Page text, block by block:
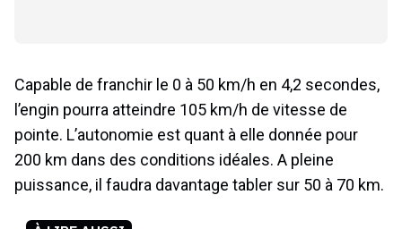
Capable de franchir le 0 à 50 km/h en 4,2 secondes,
l’engin pourra atteindre 105 km/h de vitesse de
pointe. L’autonomie est quant à elle donnée pour
200 km dans des conditions idéales. A pleine
puissance, il faudra davantage tabler sur 50 à 70 km.